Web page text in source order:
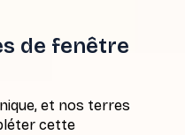
de fenêtre
et nos terres
cette